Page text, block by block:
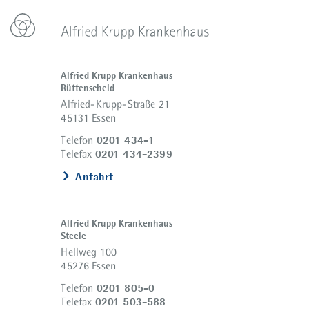
Alfried Krupp Krankenhaus
Rüttenscheid
Alfried-Krupp-Straße 21
45131 Essen
Telefon 0201 434-1
Telefax 0201 434-2399
Anfahrt
Alfried Krupp Krankenhaus
Steele
Hellweg 100
45276 Essen
Telefon 0201 805-0
Telefax 0201 503-588